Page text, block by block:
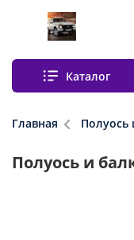
Каталог
Главная Полуось
Полуось и